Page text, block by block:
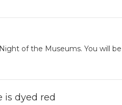
of the Museums. You will
is dyed red